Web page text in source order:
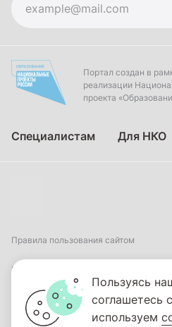
Портал создан в
реализации
проекта
Специалистам Для НКО
Правила пользования сайтом
Пользовательское соглашение
Политика обработки персональных
Пользуясь
соглашетесь
используем